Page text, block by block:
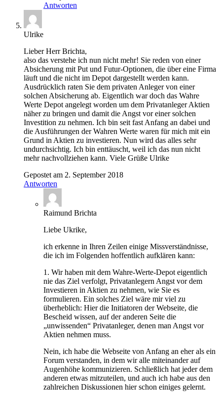
Antworten
Ulrike
Lieber Herr Brichta,
also das verstehe ich nun nicht mehr! Sie reden von einer
Absicherung mit Put und Futur-Optionen, die über eine Firma
läuft und die nicht im Depot dargestellt werden kann.
Ausdrücklich raten Sie dem privaten Anleger von einer
solchen Absicherung ab. Eigentlich war doch das Wahre
Werte Depot angelegt worden um dem Privatanleger Aktien
näher zu bringen und damit die Angst vor einer solchen
Investition zu nehmen. Ich bin seit fast Anfang an dabei und
die Ausführungen der Wahren Werte waren für mich mit ein
Grund in Aktien zu investieren. Nun wird das alles sehr
undurchsichtig. Ich bin enttäuscht, weil ich das nun nicht
mehr nachvollziehen kann. Viele Grüße Ulrike
Gepostet am 2. September 2018
Antworten
Raimund Brichta
Liebe Ukrike,
ich erkenne in Ihren Zeilen einige Missverständnisse,
die ich im Folgenden hoffentlich aufklären kann:
1. Wir haben mit dem Wahre-Werte-Depot eigentlich
nie das Ziel verfolgt, Privatanlegern Angst vor dem
Investieren in Aktien zu nehmen, wie Sie es
formulieren. Ein solches Ziel wäre mir viel zu
überheblich: Hier die Initiatoren der Webseite, die
Bescheid wissen, auf der anderen Seite die
„unwissenden“ Privatanleger, denen man Angst vor
Aktien nehmen muss.
Nein, ich habe die Webseite von Anfang an eher als ein
Forum verstanden, in dem wir alle miteinander auf
Augenhöhe kommunizieren. Schließlich hat jeder dem
anderen etwas mitzuteilen, und auch ich habe aus den
zahlreichen Diskussionen hier schon einiges gelernt.